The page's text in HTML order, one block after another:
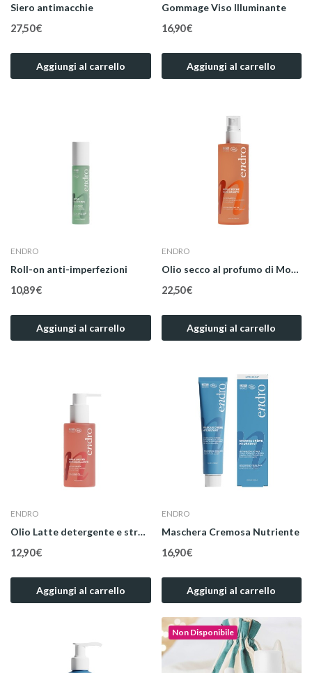
Siero antimacchie
27,50 €
Aggiungi al carrello
Gommage Viso Illuminante
16,90 €
Aggiungi al carrello
ENDRO
Roll-on anti-imperfezioni
10,89 €
Aggiungi al carrello
ENDRO
Olio secco al profumo di Monoï 3 in 1
22,50 €
Aggiungi al carrello
ENDRO
Olio Latte detergente e struccante
12,90 €
Aggiungi al carrello
ENDRO
Maschera Cremosa Nutriente
16,90 €
Aggiungi al carrello
Non Disponibile